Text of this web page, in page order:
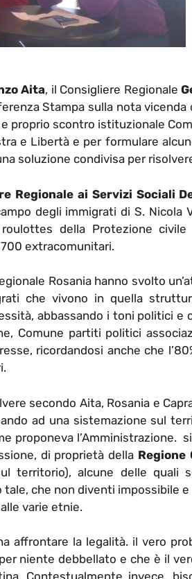
Aita, il Consigliere Regionale
Stampa sulla nota vicenda
proprio scontro istituzionale
e Libertà e per formulare
soluzione condivisa per
Regionale ai Servizi Sociali
degli immigrati di S. Nicola
della Protezione civile
700 extracomunitari.
Rosania hanno svolto
che vivono in quella
abbassando i toni politici e
Comune partiti politici
ricordandosi anche che
secondo Aita, Rosania e
ad una sistemazione sul
proponeva
di proprietà della Regione
territorio), alcune delle quali
tale, che non diventi impossibile
varie etnie.
affrontare la legalità. il vero
niente debbellato e che è il